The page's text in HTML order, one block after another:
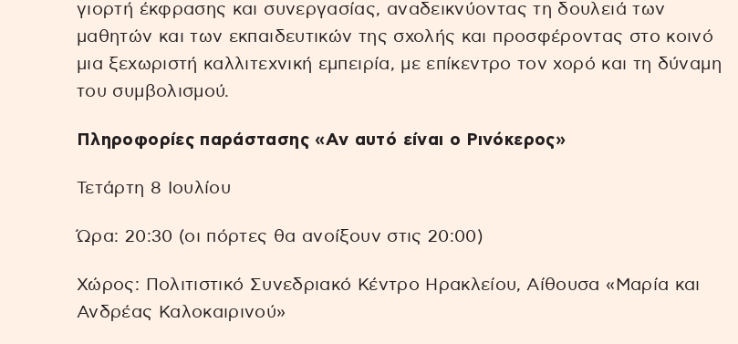
γιορτή έκφρασης και συνεργασίας, αναδεικνύοντας τη δουλειά των
μαθητών και των εκπαιδευτικών της σχολής και προσφέροντας στο κοινό
μια ξεχωριστή καλλιτεχνική εμπειρία, με επίκεντρο τον χορό και τη δύναμη
του συμβολισμού.
Πληροφορίες παράστασης «Αν αυτό είναι ο Ρινόκερος»
Τετάρτη 8 Ιουλίου
Ώρα: 20:30 (οι πόρτες θα ανοίξουν στις 20:00)
Χώρος: Πολιτιστικό Συνεδριακό Κέντρο Ηρακλείου, Αίθουσα «Μαρία και
Ανδρέας Καλοκαιρινού»